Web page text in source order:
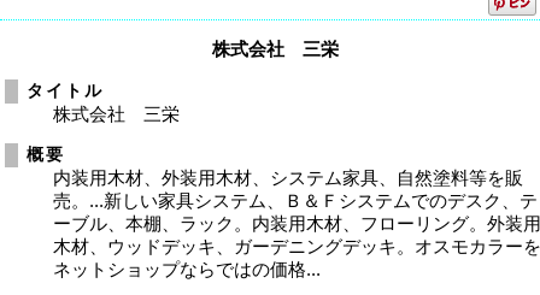
株式会社 三栄
タイトル
株式会社 三栄
概要
内装用木材、外装用木材、システム家具、自然塗料等を販
売。...新しい家具システム、Ｂ＆Ｆシステムでのデスク、テ
ーブル、本棚、ラック。内装用木材、フローリング。外装
木材、ウッドデッキ、ガーデニングデッキ。オスモカラー
ネットショップならではの価格...